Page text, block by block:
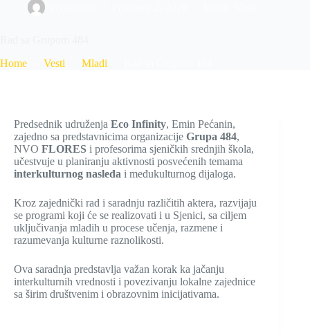
Home Vesti Mladi
Predsednik udruženja Eco Infinity, Emin Pećanin,
zajedno sa predstavnicima organizacije Grupa 484,
NVO FLORES i profesorima sjeničkih srednjih škola,
učestvuje u planiranju aktivnosti posvećenih temama
interkulturnog nasleđa i međukulturnog dijaloga.
Kroz zajednički rad i saradnju različitih aktera, razvijaju
se programi koji će se realizovati i u Sjenici, sa ciljem
uključivanja mladih u procese učenja, razmene i
razumevanja kulturne raznolikosti.
Ova saradnja predstavlja važan korak ka jačanju
interkulturnih vrednosti i povezivanju lokalne zajednice
sa širim društvenim i obrazovnim inicijativama.